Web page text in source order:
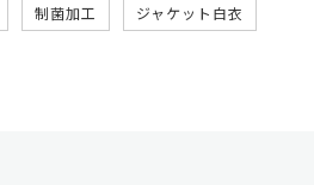
制菌加工 ジャケット白衣